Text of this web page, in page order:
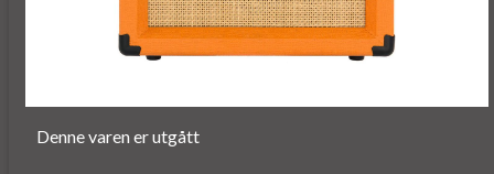
Denne varen er utgått